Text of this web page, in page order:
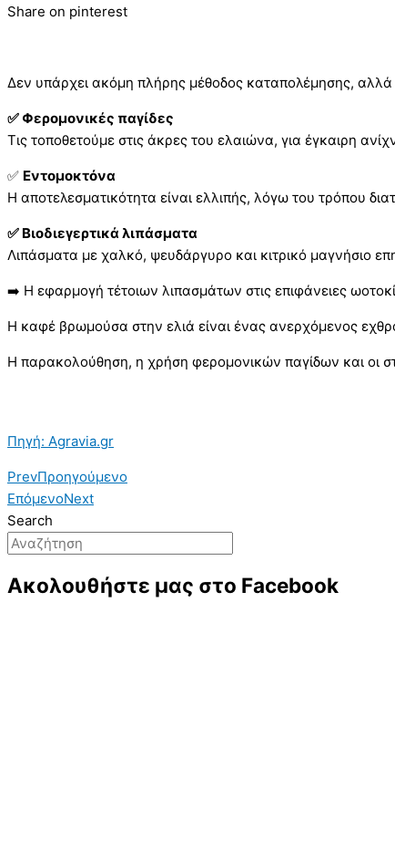
Share on pinterest
Δεν υπάρχει ακόμη πλήρης μέθοδος καταπολέμησης, αλλά
✅ Φερομονικές παγίδες
Τις τοποθετούμε στις άκρες του ελαιώνα, για έγκαιρη
✅ Εντομοκτόνα
Η αποτελεσματικότητα είναι ελλιπής, λόγω του τρόπου
✅ Βιοδιεγερτικά λιπάσματα
Λιπάσματα με χαλκό, ψευδάργυρο και κιτρικό μαγνήσιο
➡️ Η εφαρμογή τέτοιων λιπασμάτων στις επιφάνειες
Η καφέ βρωμούσα στην ελιά είναι ένας ανερχόμενος
Η παρακολούθηση, η χρήση φερομονικών παγίδων και οι
Πηγή: Agravia.gr
PrevΠροηγούμενο
ΕπόμενοNext
Search
Ακολουθήστε μας στο Facebook